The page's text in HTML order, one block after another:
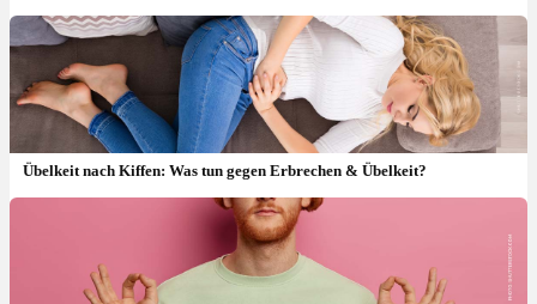
Übelkeit nach Kiffen: Was tun gegen Erbrechen & Übelkeit?